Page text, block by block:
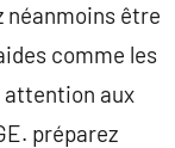
néanmoins être
comme les
attention aux
préparez